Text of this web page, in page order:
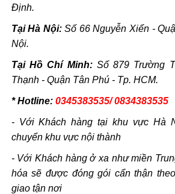
Định.
Tại Hà Nội:Số 66 Nguyễn Xiển -
Nội.
Tại Hồ Chí Minh:Số 879 Trường
Thạnh - Quận Tân Phú - Tp. HCM.
* Hotline: 0345383535/ 0834383535
- Với Khách hàng tại khu vực Hà
chuyển khu vực nội thành
- Với Khách hàng ở xa như miền
hóa sẽ được đóng gói cẩn thận
giao tận nơi